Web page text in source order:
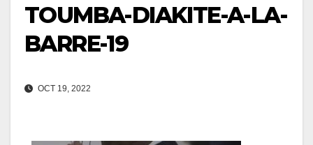
TOUMBA-DIAKITE-A-LA-
BARRE-19
OCT 19, 2022